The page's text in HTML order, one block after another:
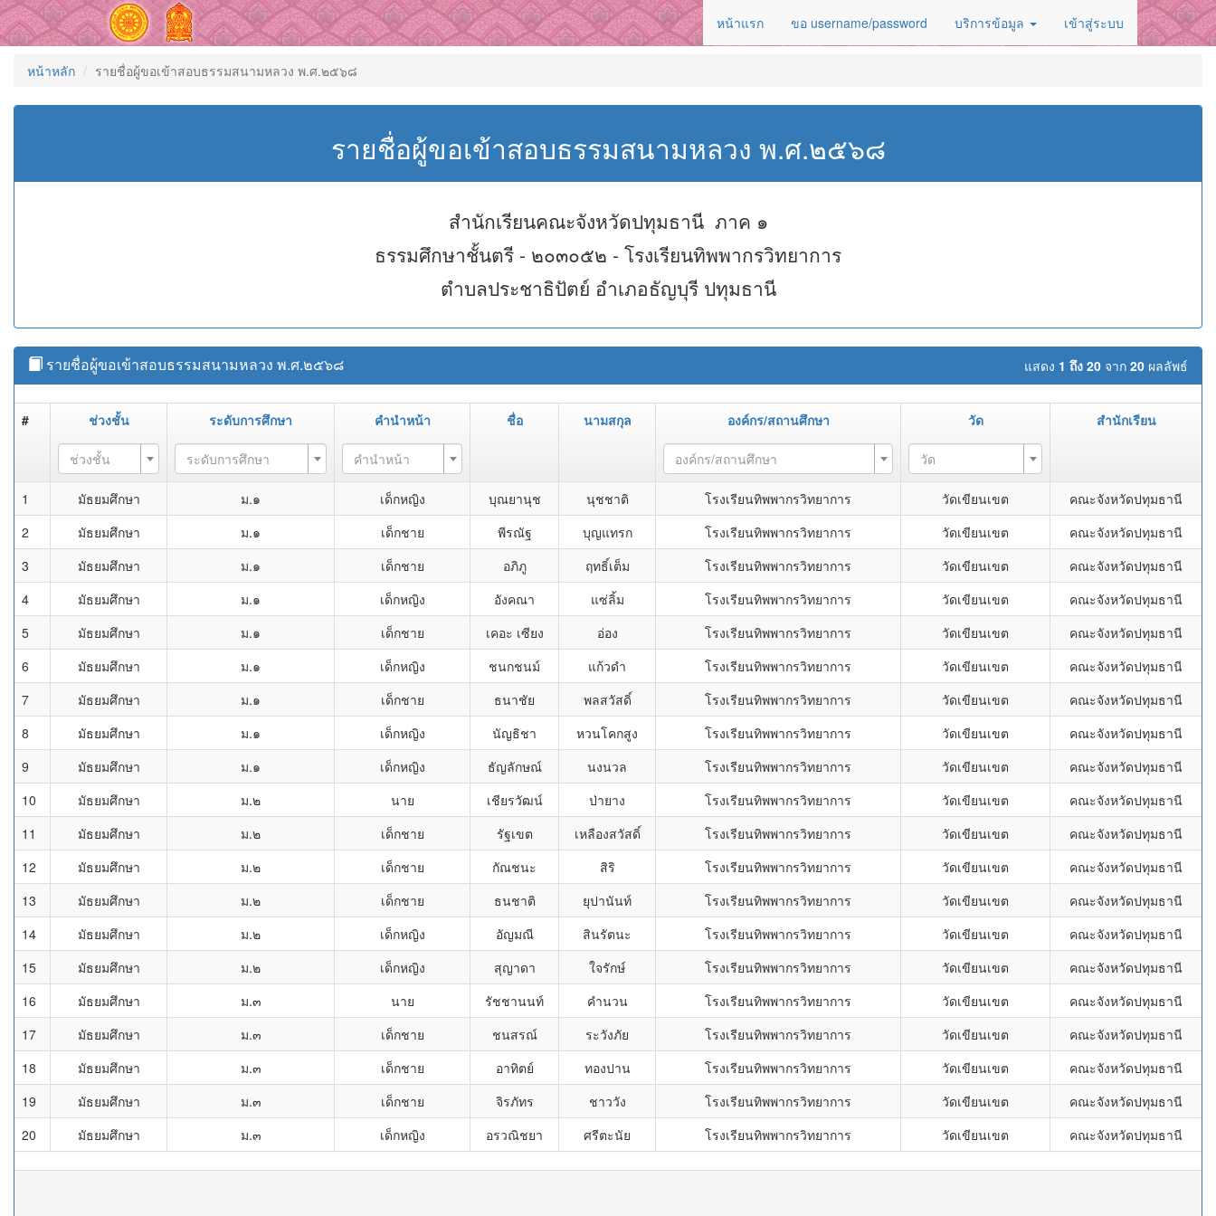
หน้าแรก ขอ username/password บริการข้อมูล เข้าสู่ระบบ
หน้าหลัก รายชื่อผู้ขอเข้าสอบธรรมสนามหลวง พ.ศ.๒๕๖๘
รายชื่อผู้ขอเข้าสอบธรรมสนามหลวง พ.ศ.๒๕๖๘
สำนักเรียนคณะจังหวัดปทุมธานี ภาค ๑
ธรรมศึกษาชั้นตรี - ๒๐๓๐๕๒ - โรงเรียนทิพพากรวิทยาการ
ตำบลประชาธิปัตย์ อำเภอธัญบุรี ปทุมธานี
แสดง 1 ถึง 20 จาก 20 ผลลัพธ์
รายชื่อผู้ขอเข้าสอบธรรมสนามหลวง พ.ศ.๒๕๖๘
# ช่วงชั้น ระดับการศึกษา คำนำหน้า ชื่อ นามสกุล องค์กร/สถานศึกษา วัด สำนักเรียน
ช่วงชั้น ระดับการศึกษา คำนำหน้า องค์กร/สถานศึกษา วัด
1 มัธยมศึกษา ม.๑ เด็กหญิง บุณยานุช นุชชาติ โรงเรียนทิพพากรวิทยาการ วัดเขียนเขต
คณะจังหวัดปทุมธานี
2
มัธยมศึกษา ม.๑ เด็กชาย พีรณัฐ บุญแทรก โรงเรียนทิพพากรวิทยาการ วัดเขียนเขต
คณะจังหวัดปทุมธานี
3
มัธยมศึกษา ม.๑ เด็กชาย อภิภู ฤทธิ์เต็ม โรงเรียนทิพพากรวิทยาการ วัดเขียนเขต
คณะจังหวัดปทุมธานี
4
มัธยมศึกษา ม.๑ เด็กหญิง อังคณา แซ่ลิ้ม โรงเรียนทิพพากรวิทยาการ วัดเขียนเขต
คณะจังหวัดปทุมธานี
5
มัธยมศึกษา ม.๑ เด็กชาย เคอะ เซียง อ่อง โรงเรียนทิพพากรวิทยาการ วัดเขียนเขต
คณะจังหวัดปทุมธานี
6
มัธยมศึกษา ม.๑ เด็กหญิง ชนกชนม์ แก้วดำ โรงเรียนทิพพากรวิทยาการ วัดเขียนเขต
คณะจังหวัดปทุมธานี
7
มัธยมศึกษา ม.๑ เด็กชาย ธนาชัย พลสวัสดิ์ โรงเรียนทิพพากรวิทยาการ วัดเขียนเขต
คณะจังหวัดปทุมธานี
8
มัธยมศึกษา ม.๑ เด็กหญิง นัญธิชา หวนโคกสูง โรงเรียนทิพพากรวิทยาการ วัดเขียนเขต
คณะจังหวัดปทุมธานี
9
มัธยมศึกษา ม.๑ เด็กหญิง ธัญลักษณ์ นงนวล โรงเรียนทิพพากรวิทยาการ วัดเขียนเขต
คณะจังหวัดปทุมธานี
10
มัธยมศึกษา ม.๒ นาย เชียรวัฒน์ ป่ายาง โรงเรียนทิพพากรวิทยาการ วัดเขียนเขต
คณะจังหวัดปทุมธานี
11
มัธยมศึกษา ม.๒ เด็กชาย รัฐเขต เหลืองสวัสดิ์ โรงเรียนทิพพากรวิทยาการ วัดเขียนเขต
คณะจังหวัดปทุมธานี
12
มัธยมศึกษา ม.๒ เด็กชาย กัณชนะ สิริ โรงเรียนทิพพากรวิทยาการ วัดเขียนเขต
คณะจังหวัดปทุมธานี
13
มัธยมศึกษา ม.๒ เด็กชาย ธนชาติ ยุปานันท์ โรงเรียนทิพพากรวิทยาการ วัดเขียนเขต
คณะจังหวัดปทุมธานี
14
มัธยมศึกษา ม.๒ เด็กหญิง อัญมณี สินรัตนะ โรงเรียนทิพพากรวิทยาการ วัดเขียนเขต
คณะจังหวัดปทุมธานี
15
มัธยมศึกษา ม.๒ เด็กหญิง สุญาดา ใจรักษ์ โรงเรียนทิพพากรวิทยาการ วัดเขียนเขต
คณะจังหวัดปทุมธานี
16
มัธยมศึกษา ม.๓ นาย รัชชานนท์ คำนวน โรงเรียนทิพพากรวิทยาการ วัดเขียนเขต
คณะจังหวัดปทุมธานี
17
มัธยมศึกษา ม.๓ เด็กชาย ชนสรณ์ ระวังภัย โรงเรียนทิพพากรวิทยาการ วัดเขียนเขต
คณะจังหวัดปทุมธานี
18
มัธยมศึกษา ม.๓ เด็กชาย อาทิตย์ ทองปาน โรงเรียนทิพพากรวิทยาการ วัดเขียนเขต
คณะจังหวัดปทุมธานี
19
มัธยมศึกษา ม.๓ เด็กชาย จิรภัทร ชาววัง โรงเรียนทิพพากรวิทยาการ วัดเขียนเขต
คณะจังหวัดปทุมธานี
20
มัธยมศึกษา ม.๓ เด็กหญิง อรวณิชยา ศรีตะนัย โรงเรียนทิพพากรวิทยาการ วัดเขียนเขต คณะจังหวัดปทุมธานี